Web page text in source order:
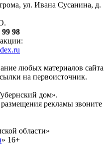
ул. Ивана Сусанина, д.
98
любых материалов сайта
на первоисточник.
дом».
рекламы звоните
области»
» 16+